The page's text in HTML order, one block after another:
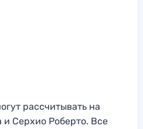
рассчитывать на
Серхио Роберто. Все